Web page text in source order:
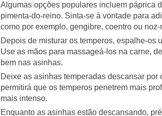
Algumas opções populares incluem páprica
pimenta-do-reino. Sinta-se à vontade para
como por exemplo, gengibre, coentro ou noz-
Depois de misturar os temperos, espalhe-os
Use as mãos para massageá-los na carne,
bem nas asinhas.
Deixe as asinhas temperadas descansar
permitirá que os temperos penetrem mais
mais intenso.
Enquanto as asinhas estão descansando,